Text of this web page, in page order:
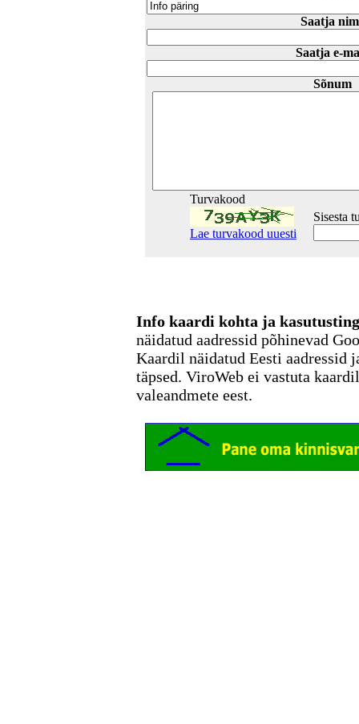
Saatja
Saatja e-
Sõnum
Turvakood
Lae turvakood uuesti
Sisesta
Info kaardi kohta ja
näidatud aadressid põhinevad
Kaardil näidatud Eesti aadressid
täpsed. ViroWeb ei vastuta
valeandmete eest.